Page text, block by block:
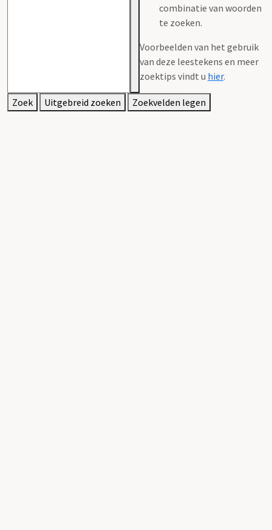
combinatie van woorden
te zoeken.
Voorbeelden van het gebruik
van deze leestekens en meer
zoektips vindt u hier.
Zoek Uitgebreid zoeken Zoekvelden legen